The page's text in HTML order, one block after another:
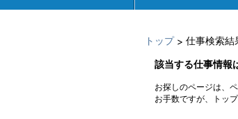
トップ > 仕事検索結
該当する仕事情報
お探しのページは、
お手数ですが、トッ